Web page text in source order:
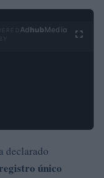
Ad hubMedia
declarado
registro único